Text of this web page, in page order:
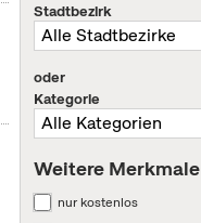
Stadtbezirk
oder
Kategorie
Weitere Merkmale
nur kostenlos